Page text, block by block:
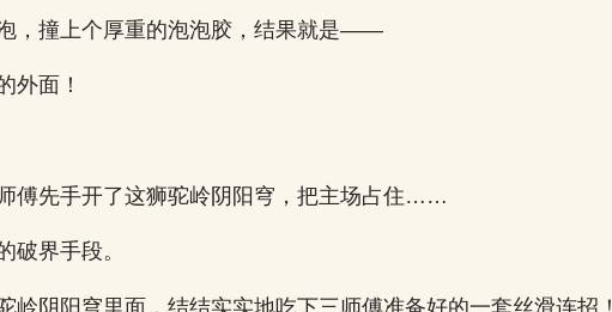
，撞上个厚重的泡泡胶，结果就是——
外面！
傅先手开了这狮驼岭阴阳穹，把主场占住……
破界手段。
岭阴阳穹里面，结结实实地吃下三师傅准备好的一套丝滑连招！